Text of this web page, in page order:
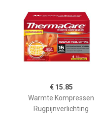
€ 15.85
Warmte Kompressen
Rugpijnverlichting